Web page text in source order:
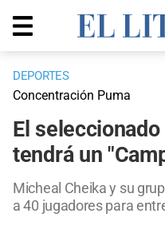
DEPORTES
Concentración Puma
El
tendrá un
Micheal Cheika y su
a 40 jugadores para